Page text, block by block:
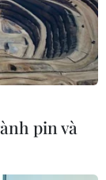
pin và